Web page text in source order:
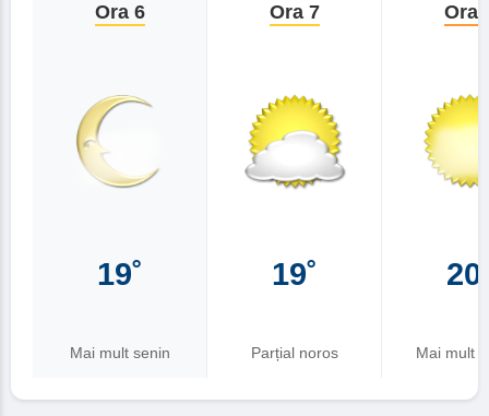
Ora 6
19˚
Mai mult senin
Ora 7
19˚
Parțial noros
Ora
Mai mult